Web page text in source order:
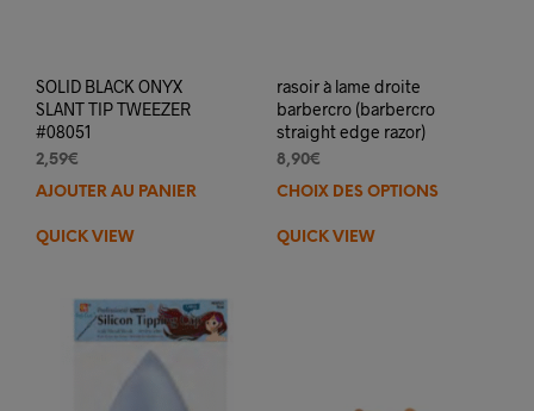
SOLID BLACK ONYX
SLANT TIP TWEEZER
#08051
2,59€
AJOUTER AU PANIER
QUICK VIEW
rasoir à lame droite
barbercro (barbercro
straight edge razor)
8,90€
CHOIX DES OPTIONS
QUICK VIEW